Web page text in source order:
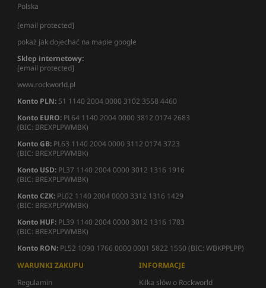
Polska
[email protected]
pokaż jak dojechać na mapie google
Sklep internetowy:
[email protected]
www.rockworld.pl
Konto PLN: 51 1140 2004 0000 3102 3558 4460
Konto EURO: PL64 1140 2004 0000 3812 0174 2683
(BIC: BREXPLPWMBK)
Konto GB: PL63 1140 2004 0000 3112 0174 3723
(BIC: BREXPLPWMBK)
Konto USD: PL37 1140 2004 0000 3012 1316 1916
(BIC: BREXPLPWMBK)
Konto CZK: PL02 1140 2004 0000 3312 1316 1429
(BIC: BREXPLPWMBK)
Konto HUF: PL39 1140 2004 0000 3012 1316 1783
(BIC: BREXPLPWMBK)
Konto RON: PL52 1090 1766 0000 0001 5822 1550 (BIC: WBKPPLPP)
WARUNKI ZAKUPU
Regulamin
INFORMACJE
Kilka słów o Rockworld